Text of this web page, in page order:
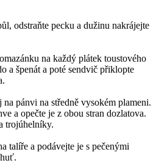
odstraňte pecku a dužinu nakrájejte
na každý plátek toustového
a špenát a poté sendvič přiklopte
na pánvi na středně vysokém plameni.
a opečte je z obou stran dozlatova.
trojúhelníky.
talíře a podávejte je s pečenými